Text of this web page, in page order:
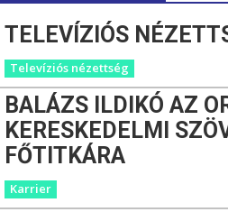
TELEVÍZIÓS
Televíziós nézettség
BALÁZS ILDIKÓ AZ
KERESKEDELMI
FŐTITKÁRA
Karrier